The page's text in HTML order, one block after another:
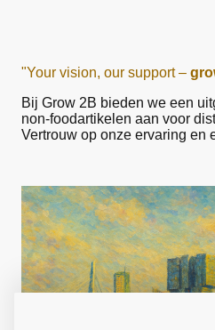
"Your vision, our support –
Bij Grow 2B bieden we een
non-foodartikelen aan voor
Vertrouw op onze ervaring en